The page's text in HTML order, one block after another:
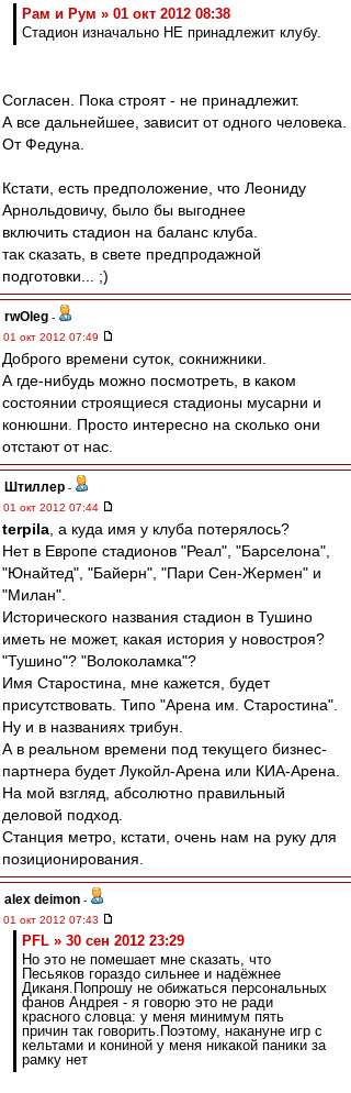
Рам и Рум » 01 окт 2012 08:38
Стадион изначально НЕ принадлежит клубу.
Согласен. Пока строят - не принадлежит.
А все дальнейшее, зависит от одного человека.
От Федуна.
Кстати, есть предположение, что Леониду
Арнольдовичу, было бы выгоднее
включить стадион на баланс клуба.
так сказать, в свете предпродажной
подготовки... ;)
rwOleg -
01 окт 2012 07:49
Доброго времени суток, сокнижники.
А где-нибудь можно посмотреть, в каком
состоянии строящиеся стадионы мусарни и
конюшни. Просто интересно на сколько они
отстают от нас.
Штиллер -
01 окт 2012 07:44
terpila , а куда имя у клуба потерялось?
Нет в Европе стадионов "Реал", "Барселона",
"Юнайтед", "Байерн", "Пари Сен-Жермен" и
"Милан".
Исторического названия стадион в Тушино
иметь не может, какая история у новостроя?
"Тушино"? "Волоколамка"?
Имя Старостина, мне кажется, будет
присутствовать. Типо "Арена им. Старостина".
Ну и в названиях трибун.
А в реальном времени под текущего бизнес-
партнера будет Лукойл-Арена или КИА-Арена.
На мой взгляд, абсолютно правильный
деловой подход.
Станция метро, кстати, очень нам на руку для
позиционирования.
alex deimon -
01 окт 2012 07:43
PFL » 30 сен 2012 23:29
Но это не помешает мне сказать, что
Песьяков гораздо сильнее и надёжнее
Диканя.Попрошу не обижаться персональных
фанов Андрея - я говорю это не ради
красного словца: у меня минимум пять
причин так говорить.Поэтому, накануне игр с
кельтами и кониной у меня никакой паники за
рамку нет